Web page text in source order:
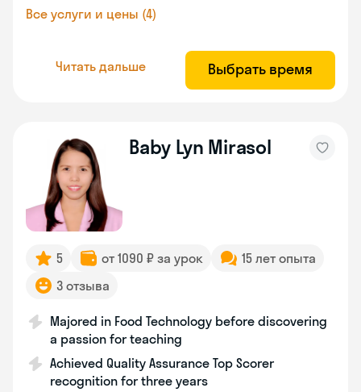
Все услуги и цены (4)
Читать дальше Выбрать время
Baby Lyn Mirasol
5 от 1090 ₽ за урок
15 лет опыта
3 отзыва
Majored in Food Technology before discovering
a passion for teaching
Achieved Quality Assurance Top Scorer
recognition for three years